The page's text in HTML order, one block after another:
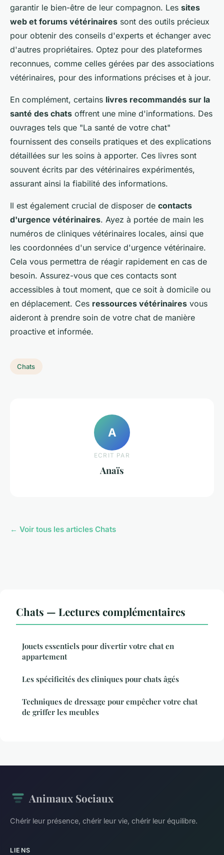
garantir le bien-être de leur compagnon. Les sites
web et forums vétérinaires sont des outils précieux
pour obtenir des conseils d'experts et échanger avec
d'autres propriétaires. Optez pour des plateformes
reconnues, comme celles gérées par des associations
vétérinaires, pour des informations précises et à jour.
En complément, certains livres recommandés sur la
santé des chats offrent une mine d'informations. Des
ouvrages tels que "La santé de votre chat"
fournissent des conseils pratiques et des explications
détaillées sur les soins à apporter. Ces livres sont
souvent écrits par des vétérinaires expérimentés,
assurant ainsi la fiabilité des informations.
Il est également crucial de disposer de contacts
d'urgence vétérinaires. Ayez à portée de main les
numéros de cliniques vétérinaires locales, ainsi que
les coordonnées d'un service d'urgence vétérinaire.
Cela vous permettra de réagir rapidement en cas de
besoin. Assurez-vous que ces contacts sont
accessibles à tout moment, que ce soit à domicile ou
en déplacement. Ces ressources vétérinaires vous
aideront à prendre soin de votre chat de manière
proactive et informée.
Chats
A
ECRIT PAR
Anaïs
← Voir tous les articles Chats
Chats — Lectures complémentaires
Jouets essentiels pour divertir votre chat en
appartement
Les spécificités des cliniques pour chats âgés
Techniques de dressage pour empêcher votre chat
de griffer les meubles
Animaux Sociaux
Chérir leur présence, chérir leur vie, chérir leur équilibre.
LIENS